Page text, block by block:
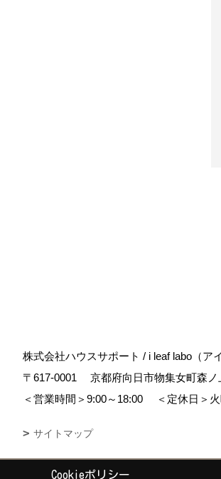
株式会社ハウスサポート / i leaf labo（ア
〒617-0001
京都府向日市物集女町森
＜営業時間＞9:00～18:00
＜定休日＞
サイトマップ
Copyright (c) housesupport. All Rights Reserved.
Cookieポリシー